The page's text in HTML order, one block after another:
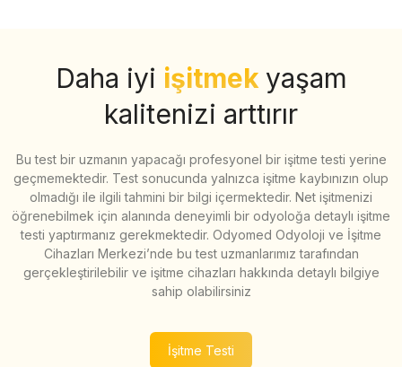
Daha iyi işitmek yaşam
kalitenizi arttırır
Bu test bir uzmanın yapacağı profesyonel bir işitme testi yerine
geçmemektedir. Test sonucunda yalnızca işitme kaybınızın olup
olmadığı ile ilgili tahmini bir bilgi içermektedir. Net işitmenizi
öğrenebilmek için alanında deneyimli bir odyoloğa detaylı işitme
testi yaptırmanız gerekmektedir. Odyomed Odyoloji ve İşitme
Cihazları Merkezi’nde bu test uzmanlarımız tarafından
gerçekleştirilebilir ve işitme cihazları hakkında detaylı bilgiye
sahip olabilirsiniz
İşitme Testi